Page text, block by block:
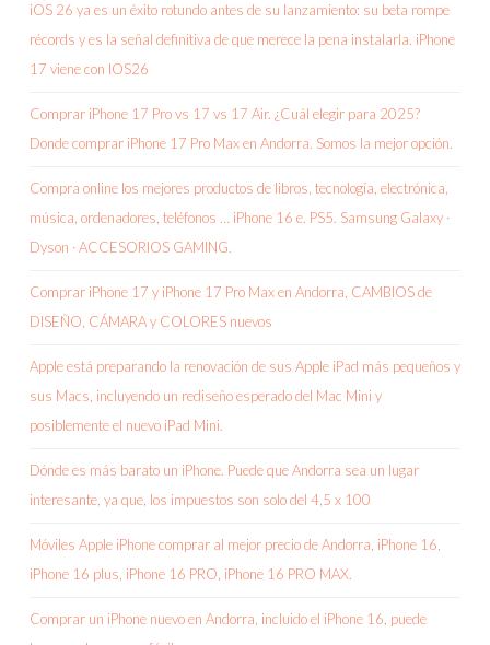
iOS 26 ya es un éxito rotundo antes de su lanzamiento: su beta rompe
récords y es la señal definitiva de que merece la pena instalarla. iPhone
17 viene con IOS26
Comprar iPhone 17 Pro vs 17 vs 17 Air. ¿Cuál elegir para 2025?
Donde comprar iPhone 17 Pro Max en Andorra. Somos la mejor opción.
Compra online los mejores productos de libros, tecnología, electrónica,
música, ordenadores, teléfonos … iPhone 16 e. PS5. Samsung Galaxy ·
Dyson · ACCESORIOS GAMING.
Comprar iPhone 17 y iPhone 17 Pro Max en Andorra, CAMBIOS de
DISEÑO, CÁMARA y COLORES nuevos
Apple está preparando la renovación de sus Apple iPad más pequeños y
sus Macs, incluyendo un rediseño esperado del Mac Mini y
posiblemente el nuevo iPad Mini.
Dónde es más barato un iPhone. Puede que Andorra sea un lugar
interesante, ya que, los impuestos son solo del 4,5 x 100
Móviles Apple iPhone comprar al mejor precio de Andorra, iPhone 16,
iPhone 16 plus, iPhone 16 PRO, iPhone 16 PRO MAX.
Comprar un iPhone nuevo en Andorra, incluido el iPhone 16, puede